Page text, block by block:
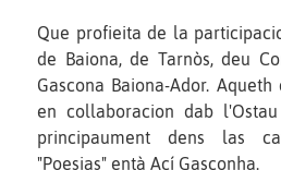
Que profieita de la
de Baiona, de Tarnòs, deu
Gascona Baiona-Ador.
en collaboracion dab
principaument dens las
"Poesias" entà Ací Gasconha.